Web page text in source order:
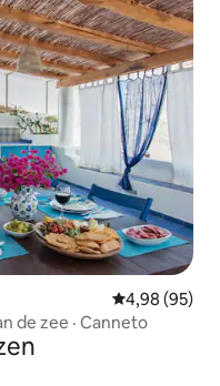
Gemiddelde
4,98 (95)
de zee · Canneto